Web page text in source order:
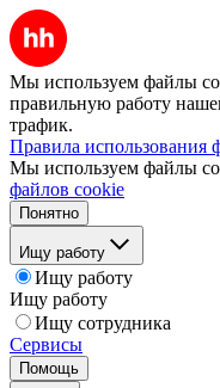
Мы используем файлы
правильную работу
трафик.
Правила использования
Мы используем файлы
файлов cookie
Понятно
Ищу работу
Ищу работу
Ищу работу
Ищу сотрудника
Сервисы
Помощь